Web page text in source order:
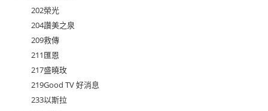
202榮光
204讚美之泉
209救傳
211匯恩
217盛曉玫
219Good TV 好消息
233以斯拉